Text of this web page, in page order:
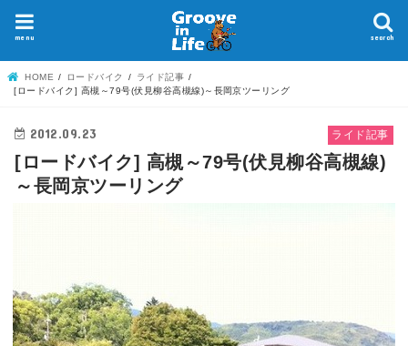
search
menu
HOME ロードバイク
ライド記事
[ロードバイク] 高槻～79号(伏見柳谷高槻線)～長岡京ツーリング
ライド記事
2012.09.23
[ロードバイク] 高槻～79号(伏見柳谷高槻線)
～長岡京ツーリング